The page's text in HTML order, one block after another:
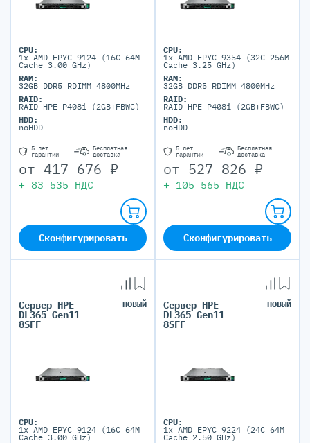
CPU:
1x AMD EPYC 9124 (16C 64M
Cache 3.00 GHz)
RAM:
32GB DDR5 RDIMM 4800MHz
RAID:
RAID HPE P408i (2GB+FBWC)
HDD:
noHDD
5 лет
гарантии
Бесплатная
доставка
от 417 676 ₽
+ 83 535 НДС
Сконфигурировать
CPU:
1x AMD EPYC 9354 (32C 256M
Cache 3.25 GHz)
RAM:
32GB DDR5 RDIMM 4800MHz
RAID:
RAID HPE P408i (2GB+FBWC)
HDD:
noHDD
5 лет
гарантии
Бесплатная
доставка
от 527 826 ₽
+ 105 565 НДС
Сконфигурировать
Сервер HPE
DL365 Gen11
8SFF
НОВЫЙ
CPU:
1x AMD EPYC 9124 (16C 64M
Cache 3.00 GHz)
Сервер HPE
DL365 Gen11
8SFF
НОВЫЙ
CPU:
1x AMD EPYC 9224 (24C 64M
Cache 2.50 GHz)